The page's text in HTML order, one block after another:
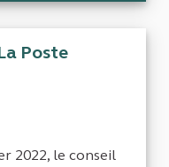
Poste
2022, le conseil